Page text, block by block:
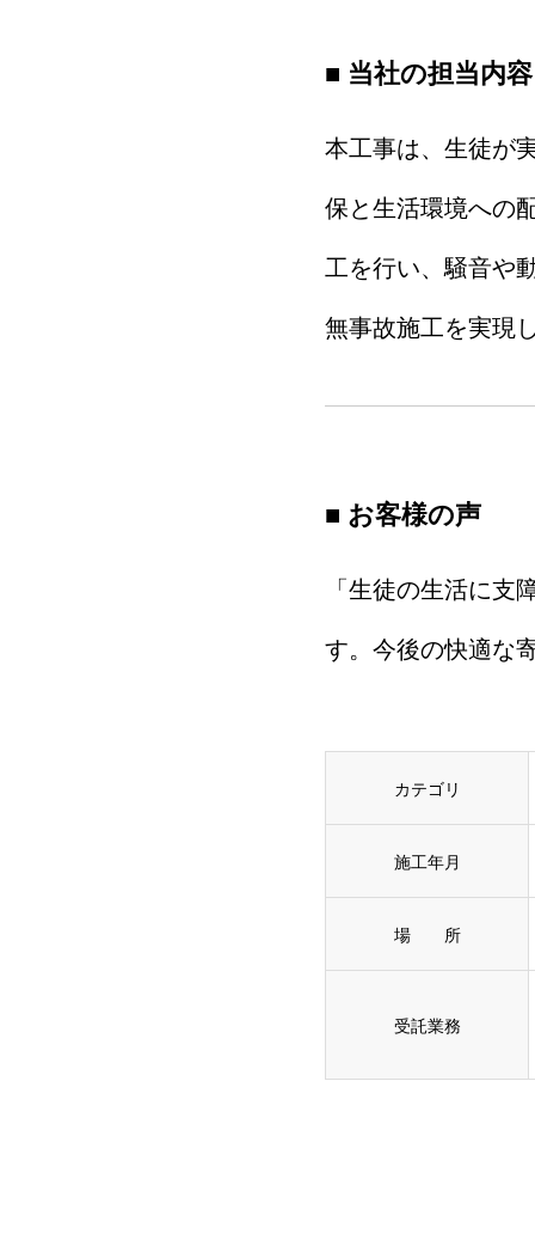
■ 当社の担当内
本工事は、生徒が
保と生活環境への
工を行い、騒音や
無事故施工を実現
■ お客様の声
「生徒の生活に
す。今後の快適な
カテゴリ
施工年月
場 所
受託業務